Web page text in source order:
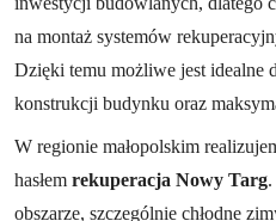
na montaż systemów
Dzięki temu możliwe jest idealne
konstrukcji budynku oraz
W regionie małopolskim
hasłem rekuperacja Nowy Targ
obszarze, szczególnie chłodne